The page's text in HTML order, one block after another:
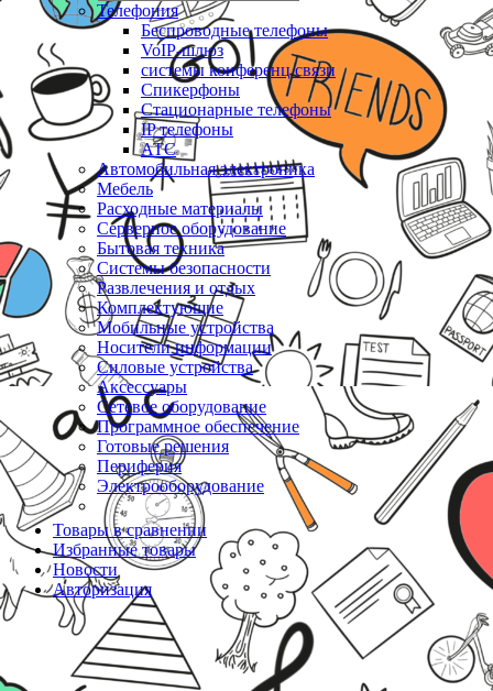
Телефония
Беспроводные телефоны
VoIP-шлюз
системы конференц связи
Спикерфоны
Стационарные телефоны
IP телефоны
АТС
Автомобильная электроника
Мебель
Расходные материалы
Серверное оборудование
Бытовая техника
Системы безопасности
Развлечения и отдых
Комплектующие
Мобильные устройства
Носители информации
Силовые устройства
Аксессуары
Сетевое оборудование
Программное обеспечение
Готовые решения
Периферия
Электрооборудование
Товары в сравнении
Избранные товары
Новости
Авторизация